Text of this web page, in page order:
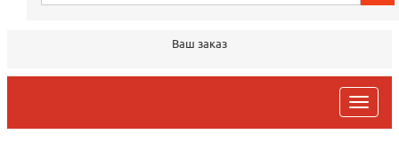
Ваш заказ
trk